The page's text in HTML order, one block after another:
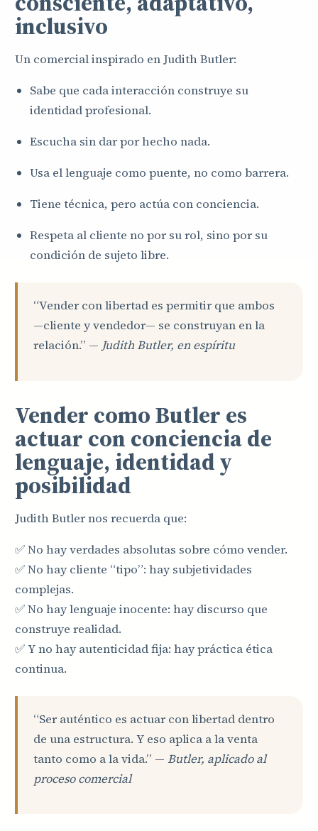
inclusivo
Un comercial inspirado en Judith Butler:
Sabe que cada interacción construye su
identidad profesional.
Escucha sin dar por hecho nada.
Usa el lenguaje como puente, no como barrera.
Tiene técnica, pero actúa con conciencia.
Respeta al cliente no por su rol, sino por su
condición de sujeto libre.
“Vender con libertad es permitir que ambos
—cliente y vendedor— se construyan en la
relación.” —Judith Butler, en espíritu
Vender como Butler es
actuar con conciencia de
lenguaje, identidad y
posibilidad
Judith Butler nos recuerda que:
✅ No hay verdades absolutas sobre cómo vender.
✅ No hay cliente “tipo”: hay subjetividades
complejas.
✅ No hay lenguaje inocente: hay discurso que
construye realidad.
✅ Y no hay autenticidad fija: hay práctica ética
continua.
“Ser auténtico es actuar con libertad dentro
de una estructura. Y eso aplica a la venta
tanto como a la vida.” —Butler, aplicado al
proceso comercial